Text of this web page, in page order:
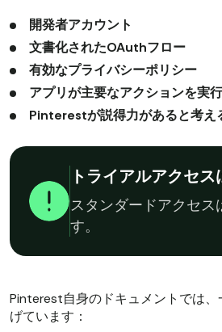
開発者アカウント
文書化されたOAuthフロー
有効なプライバシーポリシー
アプリが主要なアクションを実
Pinterestが説得力があると考え
トライアルアクセス
スタンダードアクセス
す。
Pinterest自身のドキュメントでは
げています：